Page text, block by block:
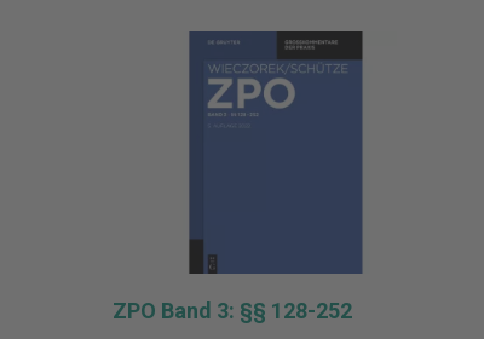
ZPO Band 3: §§ 128-252